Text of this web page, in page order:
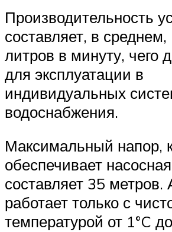
Производительность
составляет, в
литров в минуту, чего
для эксплуатации в
индивидуальных
водоснабжения.
Максимальный напор,
обеспечивает
составляет 35 метров.
работает только с
температурой от 1°C